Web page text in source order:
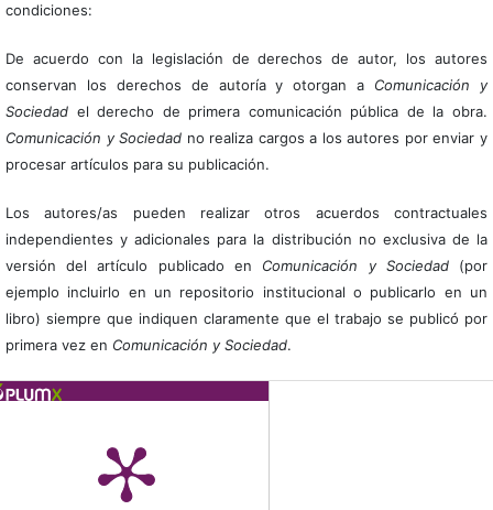
condiciones:
De acuerdo con la legislación de derechos de autor, los autores
conservan los derechos de autoría y otorgan a Comunicación y
Sociedadel derecho de primera comunicación pública de la obra.
Comunicación y Sociedad no realiza cargos a los autores por enviar y
procesar artículos para su publicación.
Los autores/as pueden realizar otros acuerdos contractuales
independientes y adicionales para la distribución no exclusiva de la
versión del artículo publicado en Comunicación y Sociedad(por
ejemplo incluirlo en un repositorio institucional o publicarlo en un
libro) siempre que indiquen claramente que el trabajo se publicó por
primera vez en Comunicación y Sociedad.